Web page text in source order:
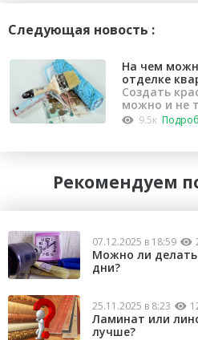
Следующая новость :
На чем
отделке
Создать
можно и не
капремонт
9.5к
Рекомендуем
07.12.2025 в 18:59
Можно ли
дни?
25.11.2025 в 8:23
Ламинат или
лучше?